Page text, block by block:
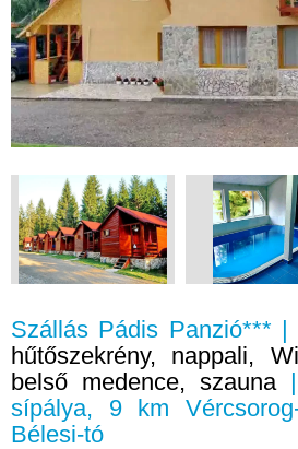
Szállás Pádis Panzió*** |
hűtőszekrény, nappali,
belső medence, szauna|
sípálya, 9 km
Bélesi-tó